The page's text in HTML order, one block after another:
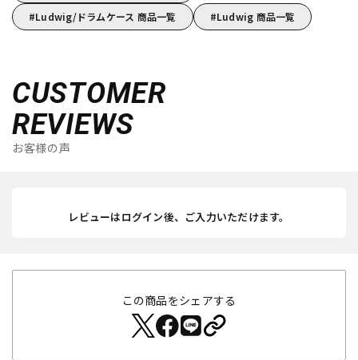
Ludwig/ドラムケース 商品一覧
Ludwig 商品一覧
CUSTOMER
REVIEWS
お客様の声
レビューはログイン後、ご入力いただけます。
この商品をシェアする